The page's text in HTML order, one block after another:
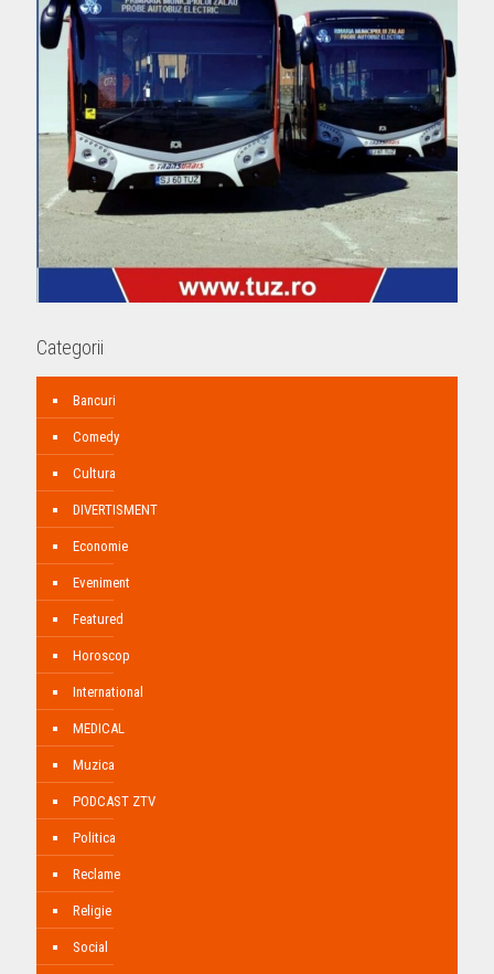
Categorii
Bancuri
Comedy
Cultura
DIVERTISMENT
Economie
Eveniment
Featured
Horoscop
International
MEDICAL
Muzica
PODCAST ZTV
Politica
Reclame
Religie
Social